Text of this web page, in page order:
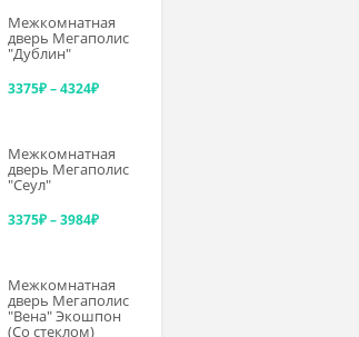
–
Межкомнатная
дверь Мегаполис
"Дублин"
3375₽–4324₽Диапазон
3375₽
4324₽
Межкомнатная
дверь Мегаполис
"Сеул"
3375₽–3984₽Диапазон
3375₽
–
Межкомнатная
дверь Мегаполис
"Вена" Экошпон
(Со стеклом)